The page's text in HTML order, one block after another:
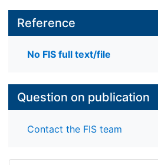
Reference
No FIS full text/file
Question on publication
Contact the FIS team